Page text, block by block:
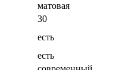
матовая
30
есть
есть